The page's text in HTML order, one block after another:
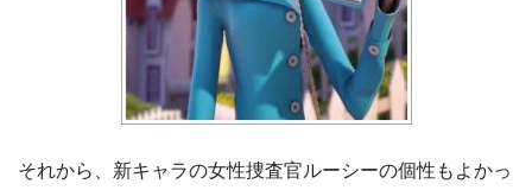
それから、新キャラの女性捜査官ルーシーの個性もよかっ